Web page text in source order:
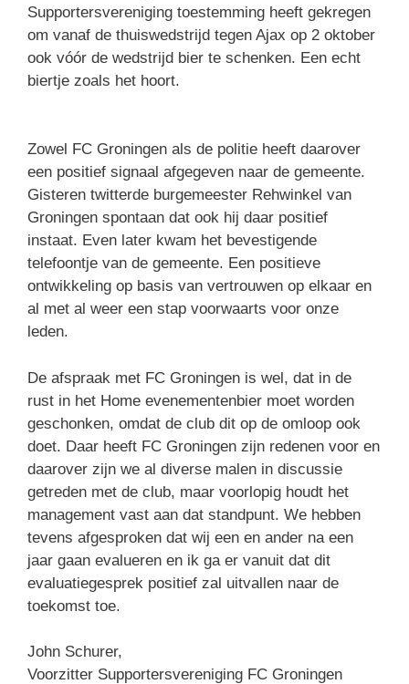
Supportersvereniging toestemming heeft gekregen
om vanaf de thuiswedstrijd tegen Ajax op 2 oktober
ook vóór de wedstrijd bier te schenken. Een echt
biertje zoals het hoort.
Zowel FC Groningen als de politie heeft daarover
een positief signaal afgegeven naar de gemeente.
Gisteren twitterde burgemeester Rehwinkel van
Groningen spontaan dat ook hij daar positief
instaat. Even later kwam het bevestigende
telefoontje van de gemeente. Een positieve
ontwikkeling op basis van vertrouwen op elkaar en
al met al weer een stap voorwaarts voor onze
leden.
De afspraak met FC Groningen is wel, dat in de
rust in het Home evenementenbier moet worden
geschonken, omdat de club dit op de omloop ook
doet. Daar heeft FC Groningen zijn redenen voor en
daarover zijn we al diverse malen in discussie
getreden met de club, maar voorlopig houdt het
management vast aan dat standpunt. We hebben
tevens afgesproken dat wij een en ander na een
jaar gaan evalueren en ik ga er vanuit dat dit
evaluatiegesprek positief zal uitvallen naar de
toekomst toe.
John Schurer,
Voorzitter Supportersvereniging FC Groningen